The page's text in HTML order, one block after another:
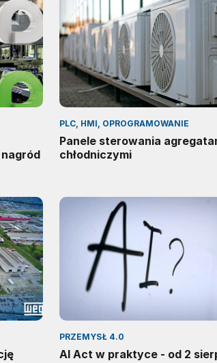
PLC, HMI, OPROGRAMOWANIE
Panele sterowania
chłodniczymi
PRZEMYSŁ 4.0
AI Act w praktyce - od 2